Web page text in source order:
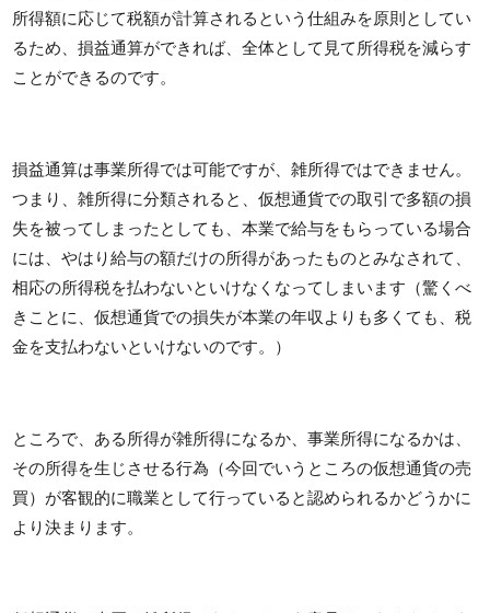
所得額に応じて税額が計算されるという仕組みを原則としてい
るため、損益通算ができれば、全体として見て所得税を減らす
ことができるのです。
損益通算は事業所得では可能ですが、雑所得ではできません。
つまり、雑所得に分類されると、仮想通貨での取引で多額の損
失を被ってしまったとしても、本業で給与をもらっている場合
には、やはり給与の額だけの所得があったものとみなされて、
相応の所得税を払わないといけなくなってしまいます（驚くべ
きことに、仮想通貨での損失が本業の年収よりも多くても、税
金を支払わないといけないのです。）
ところで、ある所得が雑所得になるか、事業所得になるかは、
その所得を生じさせる行為（今回でいうところの仮想通貨の売
買）が客観的に職業として行っていると認められるかどうかに
より決まります。